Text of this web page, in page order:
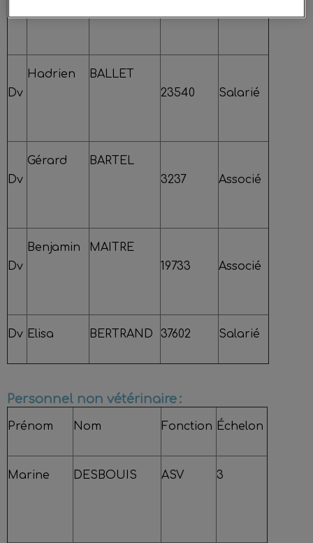
Dv
Hadrien
BALLET
23540
Salarié
Dv
Gérard
BARTEL
3237
Associé
Dv
Benjamin
MAITRE
19733
Associé
Dv Elisa BERTRAND 37602 Salarié
Personnel non vétérinaire :
Prénom Nom Fonction Échelon
Marine DESBOUIS ASV 3